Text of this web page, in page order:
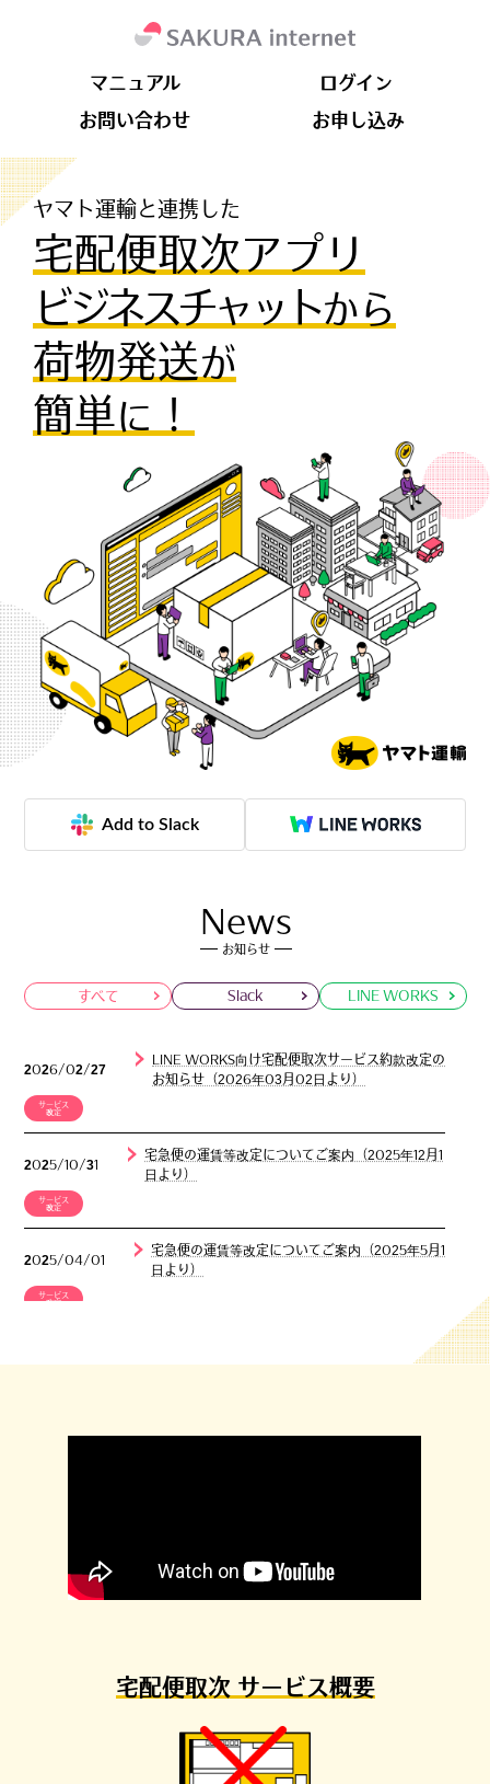
マニュアル ログイン
お問い合わせ お申し込み
ヤマト運輸と連携した
宅配便取次アプリ
ビジネスチャットから
荷物発送が
簡単に ！
Add to Slack
News
お知らせ
すべて Slack LINE WORKS
2026/02/27
サービス
改定
LINE WORKS向け宅配便取次サービス約款改定の
お知らせ（2026年03月02日より）
2025/10/31
サービス
改定
宅急便の運賃等改定についてご案内（2025年12月1
日より）
2025/04/01
サービス
改定
宅急便の運賃等改定についてご案内（2025年5月1
日より）
（2025年5月1日より）
2023/04/06
宅配便取次 サービス概要